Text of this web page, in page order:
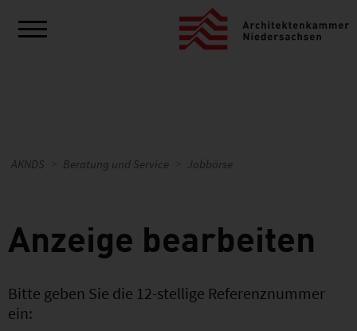
AKNDS Beratung und Service Jobbörse
Anzeige bearbeiten
Bitte geben Sie die 12-stellige Referenznummer
ein: